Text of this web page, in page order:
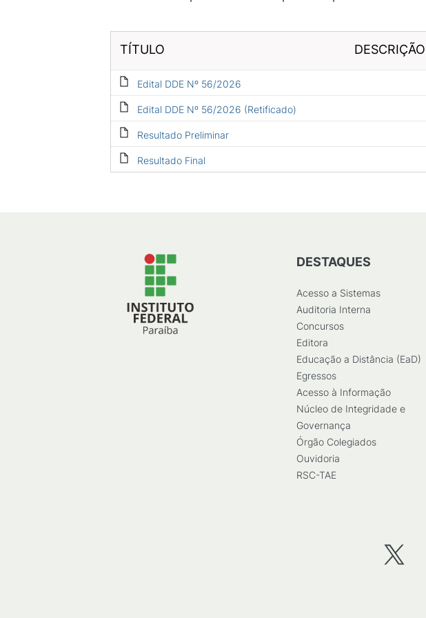
TÍTULO DESCRIÇÃO
Edital DDE Nº 56/2026
Edital DDE Nº 56/2026 (Retificado)
Resultado Preliminar
Resultado Final
DESTAQUES
Acesso a Sistemas
Auditoria Interna
Concursos
Editora
Educação a Distância (EaD)
Egressos
Acesso à Informação
Núcleo de Integridade e
Governança
Órgão Colegiados
Ouvidoria
RSC-TAE